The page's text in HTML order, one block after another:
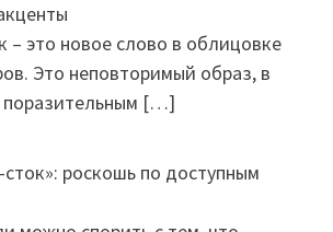
– это новое слово в облицовке
Это неповторимый образ, в
[…]
роскошь по доступным